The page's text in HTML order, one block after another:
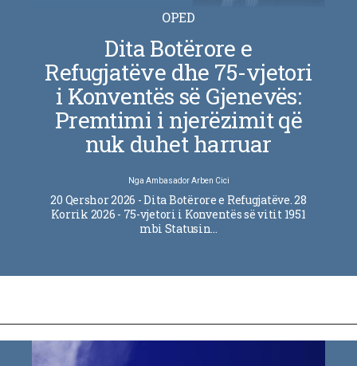
OPED
Dita Botërore e
Refugjatëve dhe 75-vjetori
i Konventës së Gjenevës:
Premtimi i njerëzimit që
nuk duhet harruar
Nga Ambasador Arben Cici
20 Qershor 2026 - Dita Botërore e Refugjatëve. 28
Korrik 2026 - 75-vjetori i Konventës së vitit 1951
mbi Statusin…